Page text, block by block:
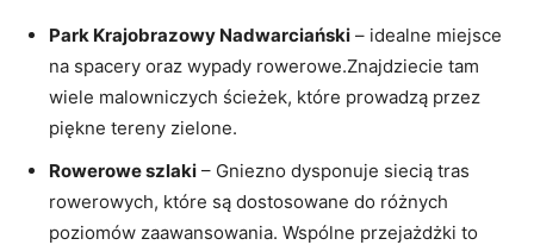
Park Krajobrazowy Nadwarciański – idealne miejsce
na ‌spacery‍ oraz wypady ‌rowerowe.Znajdziecie tam‍
wiele malowniczych ścieżek, które prowadzą przez
piękne tereny ‌zielone.
Rowerowe szlaki – Gniezno dysponuje ⁤siecią​ tras
rowerowych, które są dostosowane ‍do różnych
poziomów zaawansowania. ⁣Wspólne przejażdżki to